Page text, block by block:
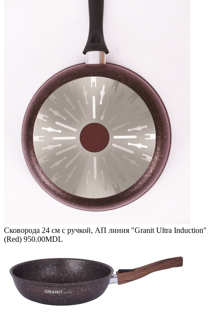
Сковорода 24 см с ручкой, АП линия "Granit Ultra Induction"
(Red) 950.00MDL